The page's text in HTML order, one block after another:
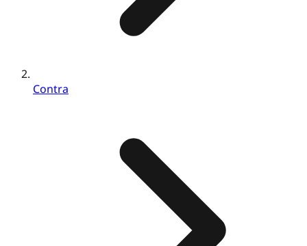
Contra